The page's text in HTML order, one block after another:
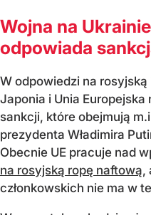
Wojna na
odpowiada
W odpowiedzi na
Japonia i Unia Europejska
sankcji, które obejmują
prezydenta Władimira
Obecnie UE pracuje nad
na rosyjską ropę naftową,
członkowskich nie ma w